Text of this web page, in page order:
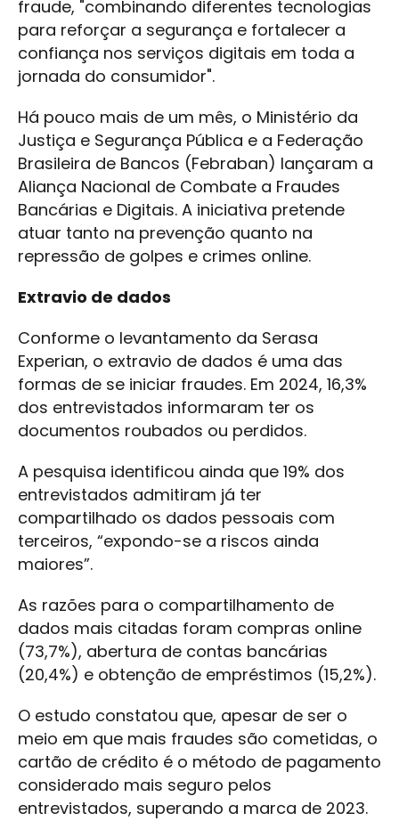
fraude, "combinando diferentes tecnologias
para reforçar a segurança e fortalecer a
confiança nos serviços digitais em toda a
jornada do consumidor".
Há pouco mais de um mês, o Ministério da
Justiça e Segurança Pública e a Federação
Brasileira de Bancos (Febraban) lançaram a
Aliança Nacional de Combate a Fraudes
Bancárias e Digitais. A iniciativa pretende
atuar tanto na prevenção quanto na
repressão de golpes e crimes online.
Extravio de dados
Conforme o levantamento da Serasa
Experian, o extravio de dados é uma das
formas de se iniciar fraudes. Em 2024, 16,3%
dos entrevistados informaram ter os
documentos roubados ou perdidos.
A pesquisa identificou ainda que 19% dos
entrevistados admitiram já ter
compartilhado os dados pessoais com
terceiros, “expondo-se a riscos ainda
maiores”.
As razões para o compartilhamento de
dados mais citadas foram compras online
(73,7%), abertura de contas bancárias
(20,4%) e obtenção de empréstimos (15,2%).
O estudo constatou que, apesar de ser o
meio em que mais fraudes são cometidas, o
cartão de crédito é o método de pagamento
considerado mais seguro pelos
entrevistados, superando a marca de 2023.